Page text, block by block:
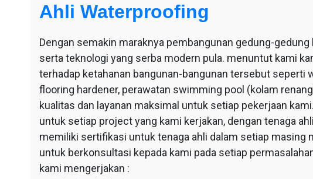
Ahli Waterproofing
Dengan semakin maraknya pembangunan gedung-
serta teknologi yang serba modern pula. menuntut kami
terhadap ketahanan bangunan-bangunan tersebut seperti
flooring hardener, perawatan swimming pool (kolam
kualitas dan layanan maksimal untuk setiap pekerjaan
untuk setiap project yang kami kerjakan, dengan tenaga
memiliki sertifikasi untuk tenaga ahli dalam setiap masing
untuk berkonsultasi kepada kami pada setiap
kami mengerjakan :